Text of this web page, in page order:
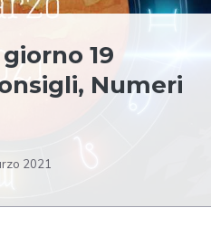
19
Numeri
2021